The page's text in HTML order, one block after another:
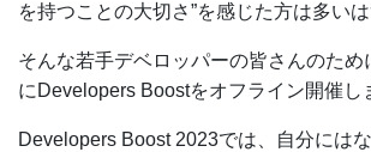
を持つことの大切さ”を感じた方は多いは
そんな若手デベロッパーの皆さんのため
にDevelopers Boostをオフライン開催し
Developers Boost 2023では、自分には